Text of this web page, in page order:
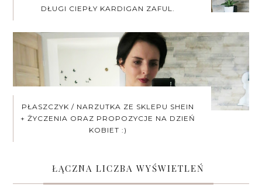
DŁUGI CIEPŁY KARDIGAN ZAFUL.
PŁASZCZYK / NARZUTKA ZE SKLEPU SHEIN
+ ŻYCZENIA ORAZ PROPOZYCJE NA DZIEŃ
KOBIET :)
ŁĄCZNA LICZBA WYŚWIETLEŃ